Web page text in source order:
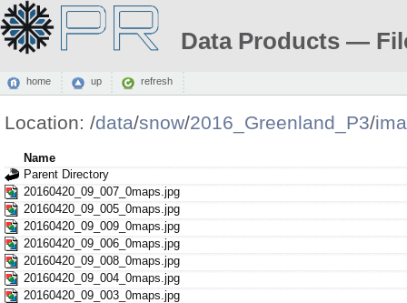
Data Products —
home up refresh
Location: /data/snow/2016_Greenland_P3/
Name
Parent Directory
20160420_09_007_0maps.jpg
20160420_09_005_0maps.jpg
20160420_09_009_0maps.jpg
20160420_09_006_0maps.jpg
20160420_09_008_0maps.jpg
20160420_09_004_0maps.jpg
20160420_09_003_0maps.jpg